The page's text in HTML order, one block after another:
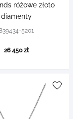
różowe złoto
diamenty
5201
26 450 zł